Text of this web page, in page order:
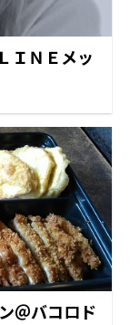
ＩＮＥメッ
＠バコロド